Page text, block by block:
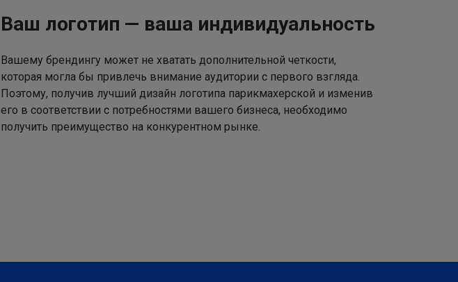
Ваш логотип — ваша индивидуальность
Вашему брендингу может не хватать дополнительной четкости,
которая могла бы привлечь внимание аудитории с первого взгляда.
Поэтому, получив лучший дизайн логотипа парикмахерской и изменив
его в соответствии с потребностями вашего бизнеса, необходимо
получить преимущество на конкурентном рынке.